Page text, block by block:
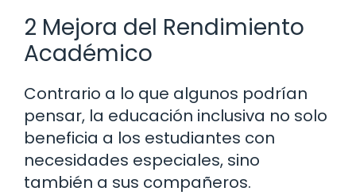
2 Mejora del Rendimiento
Académico
Contrario a lo que algunos podrían
pensar, la educación inclusiva no solo
beneficia a los estudiantes con
necesidades especiales, sino
también a sus compañeros.